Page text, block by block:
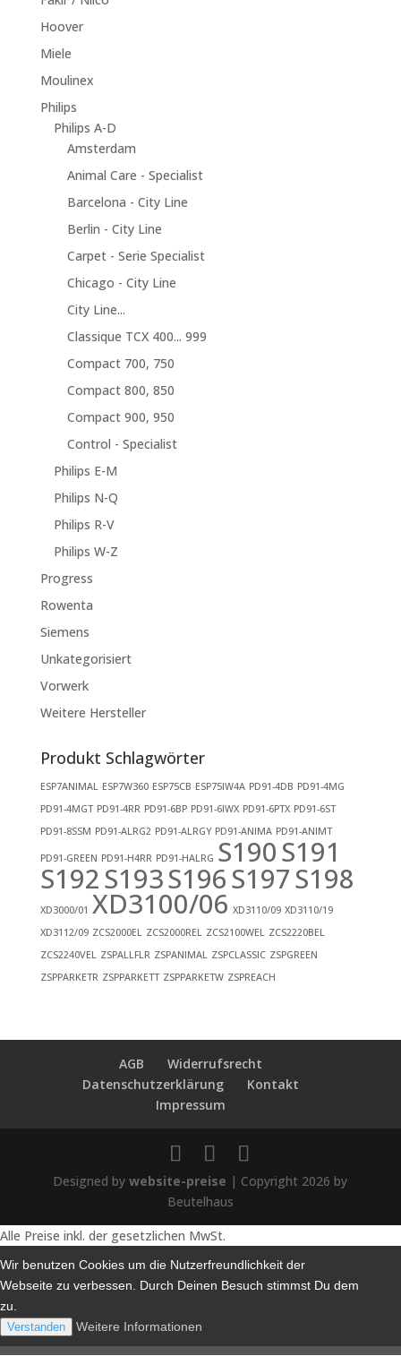
Hoover
Miele
Moulinex
Philips
Philips A-D
Amsterdam
Animal Care - Specialist
Barcelona - City Line
Berlin - City Line
Carpet - Serie Specialist
Chicago - City Line
City Line...
Classique TCX 400... 999
Compact 700, 750
Compact 800, 850
Compact 900, 950
Control - Specialist
Philips E-M
Philips N-Q
Philips R-V
Philips W-Z
Progress
Rowenta
Siemens
Unkategorisiert
Vorwerk
Weitere Hersteller
Produkt Schlagwörter
ESP7ANIMAL ESP7W360 ESP75CB ESP75IW4A PD91-4DB PD91-4MG
PD91-4MGT PD91-4RR PD91-6BP PD91-6IWX PD91-6PTX PD91-6ST
PD91-8SSM PD91-ALRG2 PD91-ALRGY PD91-ANIMA PD91-ANIMT
PD91-GREEN PD91-H4RR PD91-HALRG S190S191
S192S193S196S197S198
XD3000/01 XD3100/06 XD3110/09 XD3110/19
XD3112/09 ZCS2000EL ZCS2000REL ZCS2100WEL ZCS2220BEL
ZCS2240VEL ZSPALLFLR ZSPANIMAL ZSPCLASSIC ZSPGREEN
ZSPPARKETR ZSPPARKETT ZSPPARKETW ZSPREACH
AGB
Widerrufsrecht
Datenschutzerklärung
Kontakt
Impressum
Designed bywebsite-preise | Copyright 2026 by
Beutelhaus
Alle Preise inkl. der gesetzlichen MwSt.
Wir benutzen Cookies um die Nutzerfreundlichkeit der
Webseite zu verbessen. Durch Deinen Besuch stimmst Du dem
zu.
Verstanden Weitere Informationen